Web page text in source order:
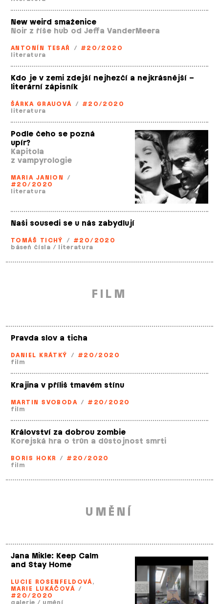
New weird smaženice
Noir z říše hub od Jeffa VanderMeera
ANTONÍN TESAŘ / #20/2020
literatura
Kdo je v zemi zdejší nejhezčí a nejkrásnější –
literární zápisník
ŠÁRKA GRAUOVÁ / #20/2020
literatura
Podle čeho se pozná
upír?
Kapitola
z vampyrologie
MARIA JANION /
#20/2020
literatura
Naši sousedi se u nás zabydlují
TOMÁŠ TICHÝ / #20/2020
báseň čísla / literatura
FILM
Pravda slov a ticha
DANIEL KRÁTKÝ / #20/2020
film
Krajina v příliš tmavém stínu
MARTIN SVOBODA / #20/2020
film
Království za dobrou zombie
Korejská hra o trůn a důstojnost smrti
BORIS HOKR / #20/2020
film
UMĚNÍ
Jana Mikle: Keep Calm
and Stay Home
LUCIE ROSENFELDOVÁ,
MARIE LUKÁČOVÁ /
#20/2020